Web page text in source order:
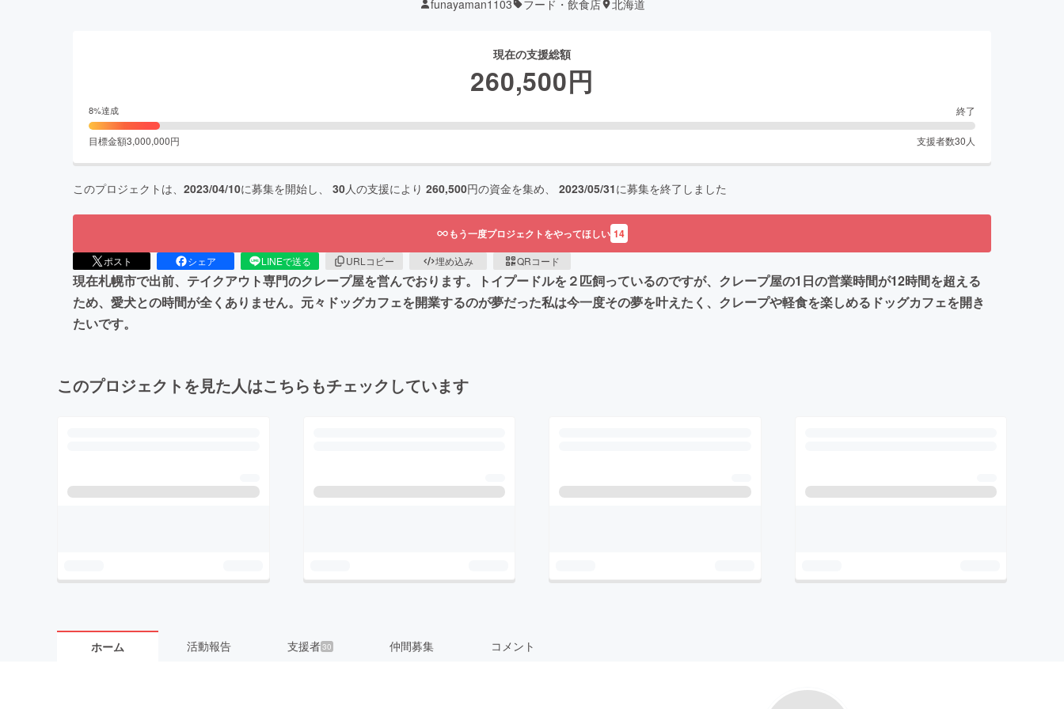
funayaman1103 フード・飲食店 北海道
現在の支援総額
260,500円
8%達成 終了
目標金額3,000,000円 支援者数30 人
このプロジェクトは、 2023/04/10に募集を開始し、 30人の支援により 260,500円の資金を集め、 2023/05/31に募集を終了しました
もう一度プロジェクトをやってほしい 14
ポスト シェア LINEで送る URLコピー 埋め込み QRコード
現在札幌市で出前、テイクアウト専門のクレープ屋を営んでおります。トイプードルを２匹飼っているのですが、クレープ屋の1日の営業時間が12時間を超える
ため、愛犬との時間が全くありません。元々ドッグカフェを開業するのが夢だった私は今一度その夢を叶えたく、クレープや軽食を楽しめるドッグカフェを開き
たいです。
このプロジェクトを見た人はこちらもチェックしています
ホーム 活動報告 支援者30 仲間募集 コメント